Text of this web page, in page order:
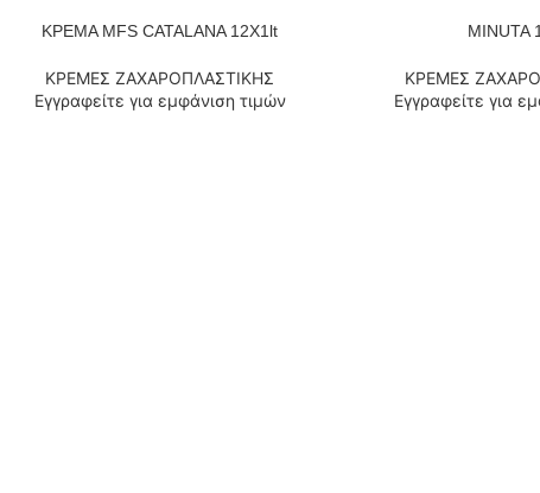
ΔΙΑΒΆΣΤΕ ΠΕΡΙΣΣΌΤΕΡΑ
ΚΡΕΜΑ MFS CATALANA 12X1lt
ΚΡΕΜΕΣ ΖΑΧΑΡΟΠΛΑΣΤΙΚΗΣ
Εγγραφείτε για εμφάνιση τιμών
ΔΙΑΒΆΣΤΕ ΠΕΡΙΣΣΌΤΕΡΑ
MINUTA
ΚΡΕΜΕΣ
Εγγραφείτε για